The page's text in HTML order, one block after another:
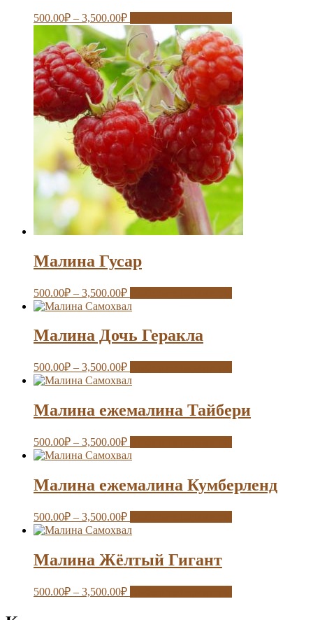
500.00₽ – 3,500.00₽
Малина Гусар
500.00₽ – 3,500.00₽
Малина Дочь Геракла
500.00₽ – 3,500.00₽
Малина ежемалина Тайбери
500.00₽ – 3,500.00₽
Малина ежемалина Кумберленд
500.00₽ – 3,500.00₽
Малина Жёлтый Гигант
500.00₽ – 3,500.00₽